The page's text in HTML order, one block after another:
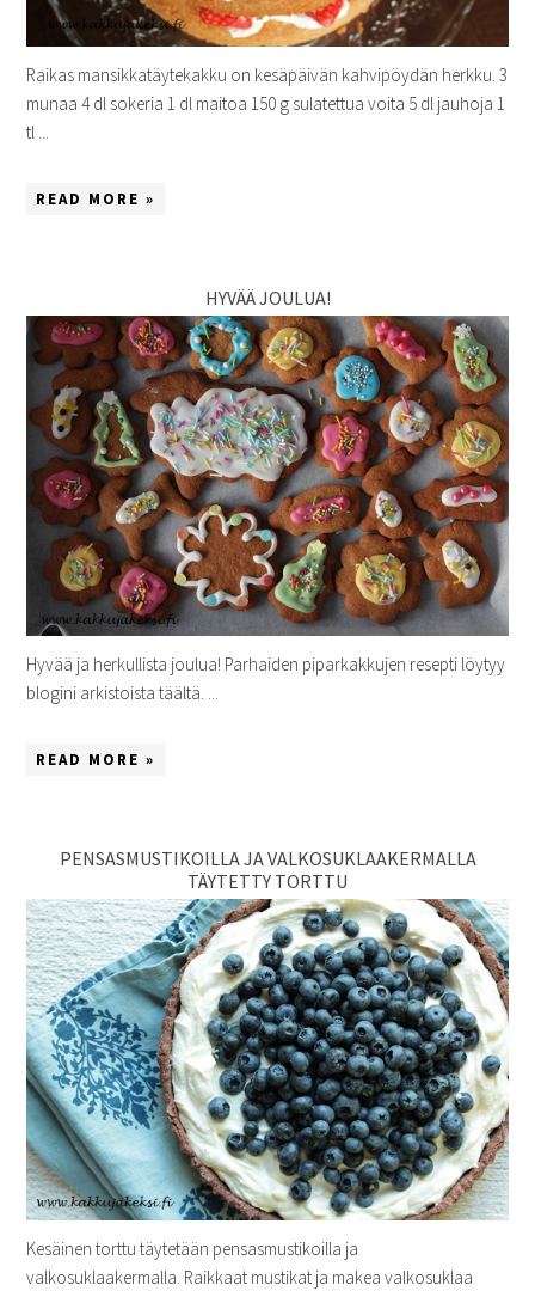
Raikas mansikkatäytekakku on kesäpäivän kahvipöydän herkku. 3
munaa 4 dl sokeria 1 dl maitoa 150 g sulatettua voita 5 dl jauhoja 1
tl ...
READ MORE »
HYVÄÄ JOULUA!
Hyvää ja herkullista joulua! Parhaiden piparkakkujen resepti löytyy
blogini arkistoista täältä. ...
READ MORE »
PENSASMUSTIKOILLA JA VALKOSUKLAAKERMALLA
TÄYTETTY TORTTU
Kesäinen torttu täytetään pensasmustikoilla ja
valkosuklaakermalla. Raikkaat mustikat ja makea valkosuklaa